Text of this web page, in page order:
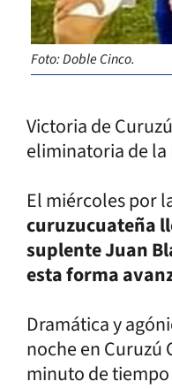
Foto: Doble Cinco.
Victoria de
eliminatoria de la
El miércoles por
curuzucuateña
suplente Juan
esta forma
Dramática y
noche en Curuzú
minuto de